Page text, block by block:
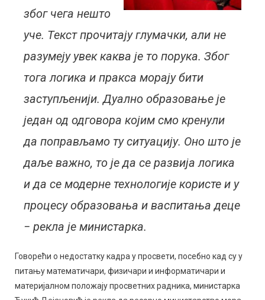
због чега нешто
уче. Текст прочитају глумачки, али не
разумеју увек каква је то порука. Због
тога логика и пракса морају бити
заступљенији. Дуално образовање је
један од одговора којим смо кренули
да поправљамо ту ситуацију. Оно што је
даље важно, то је да се развија логика
и да се модерне технологије користе и у
процесу образовања и васпитања деце
− рекла је министарка.
Говорећи о недостатку кадра у просвети, посебно кад су у
питању математичари, физичари и информатичари и
материјалном положају просветних радника, министарка